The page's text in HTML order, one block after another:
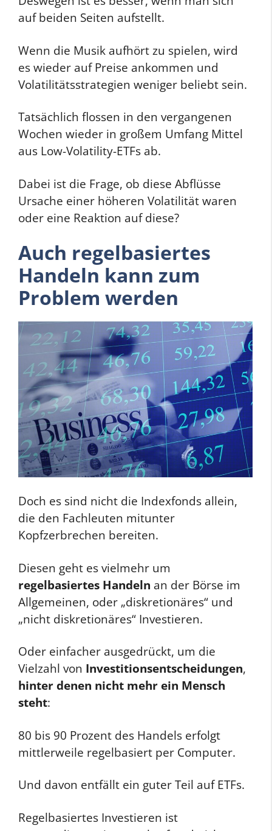
auf beiden Seiten aufstellt.
Wenn die Musik aufhört zu spielen, wird
es wieder auf Preise ankommen und
Volatilitätsstrategien weniger beliebt sein.
Tatsächlich flossen in den vergangenen
Wochen wieder in großem Umfang Mittel
aus Low-Volatility-ETFs ab.
Dabei ist die Frage, ob diese Abflüsse
Ursache einer höheren Volatilität waren
oder eine Reaktion auf diese?
Auch regelbasiertes
Handeln kann zum
Problem werden
Doch es sind nicht die Indexfonds allein,
die den Fachleuten mitunter
Kopfzerbrechen bereiten.
Diesen geht es vielmehr um
regelbasiertes Handeln an der Börse im
Allgemeinen, oder „diskretionäres“ und
„nicht diskretionäres“ Investieren.
Oder einfacher ausgedrückt, um die
Vielzahl von Investitionsentscheidungen,
hinter denen nicht mehr ein Mensch
steht:
80 bis 90 Prozent des Handels erfolgt
mittlerweile regelbasiert per Computer.
Und davon entfällt ein guter Teil auf ETFs.
Regelbasiertes Investieren ist